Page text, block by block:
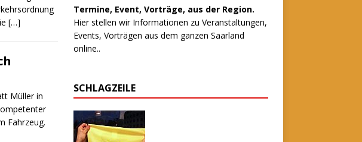
[…]
Müller in
Fahrzeug.
Termine, Event, Vorträge, aus der Region.
Hier stellen wir Informationen zu Veranstaltungen,
Events, Vorträgen aus dem ganzen Saarland
online..
SCHLAGZEILE